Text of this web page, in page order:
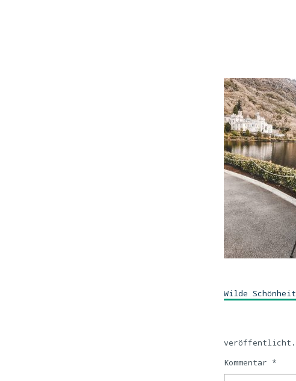
Wilde Schönheit
veröffentlicht.
Kommentar *